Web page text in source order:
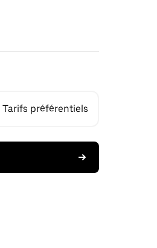
Tarifs préférentiels